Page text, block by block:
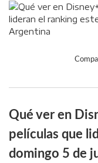
Qué ver en
películas que
domingo 5 de